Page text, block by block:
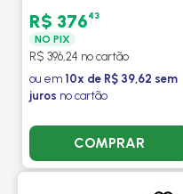
R$ 37643
NO PIX
R$ 396,24 no cartão
ou em 10x de R$ 39,62 sem
juros no cartão
COMPRAR